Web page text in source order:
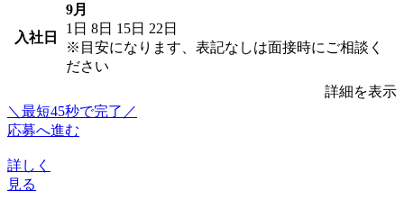
入社日
9月
1日 8日 15日 22日
※目安になります、表記なしは面接時にご相談く
ださい
詳細を表示
＼最短45秒で完了／
応募へ進む
詳しく
見る